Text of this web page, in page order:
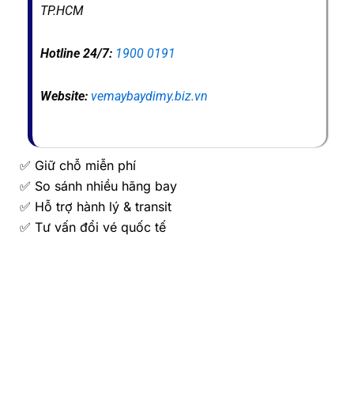
TP.HCM
Hotline 24/7: 1900 0191
Website: vemaybaydimy.biz.vn
✅ Giữ chỗ miễn phí
✅ So sánh nhiều hãng bay
✅ Hỗ trợ hành lý & transit
✅ Tư vấn đổi vé quốc tế